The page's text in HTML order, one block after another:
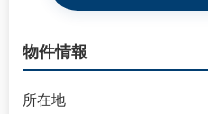
物件情報
所在地